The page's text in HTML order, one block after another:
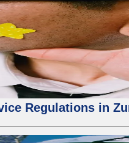
Regulations in